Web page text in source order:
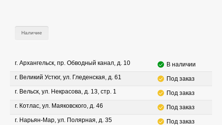
Наличие
г. Архангельск, пр. Обводный канал, д. 10
В наличии
г. Великий Устюг, ул. Гледенская, д. 61
Под заказ
г. Вельск, ул. Некрасова, д. 13, стр. 1
Под заказ
г. Котлас, ул. Маяковского, д. 46
Под заказ
г. Нарьян-Мар, ул. Полярная, д. 35
Под заказ